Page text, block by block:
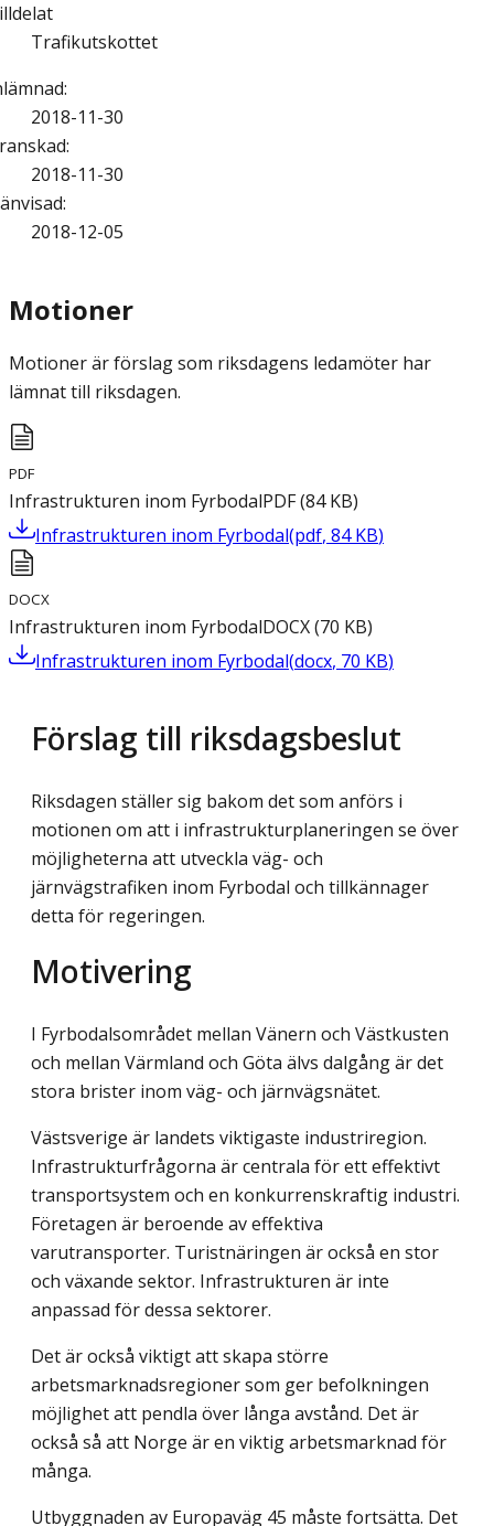
Trafikutskottet
:
2018-11-30
:
2018-11-30
:
2018-12-05
Motioner
Motioner är förslag som riksdagens ledamöter har
lämnat till riksdagen.
PDF
Infrastrukturen inom FyrbodalPDF(84 KB)
Infrastrukturen inom Fyrbodal(pdf, 84 KB)
DOCX
Infrastrukturen inom FyrbodalDOCX(70 KB)
Infrastrukturen inom Fyrbodal(docx, 70 KB)
Förslag till riksdagsbeslut
Riksdagen ställer sig bakom det som anförs i
motionen om att i infrastrukturplaneringen se över
möjligheterna att utveckla väg- och
järnvägstrafiken inom Fyrbodal och tillkännager
detta för regeringen.
Motivering
I Fyrbodalsområdet mellan Vänern och Västkusten
och mellan Värmland och Göta älvs dalgång är det
stora brister inom väg- och järnvägsnätet.
Västsverige är landets viktigaste industriregion.
Infrastrukturfrågorna är centrala för ett effektivt
transportsystem och en konkurrenskraftig industri.
Företagen är beroende av effektiva
varutransporter. Turistnäringen är också en stor
och växande sektor. Infrastrukturen är inte
anpassad för dessa sektorer.
Det är också viktigt att skapa större
arbetsmarknadsregioner som ger befolkningen
möjlighet att pendla över långa avstånd. Det är
också så att Norge är en viktig arbets­marknad för
många.
Utbyggnaden av Europaväg 45 måste fortsätta. Det